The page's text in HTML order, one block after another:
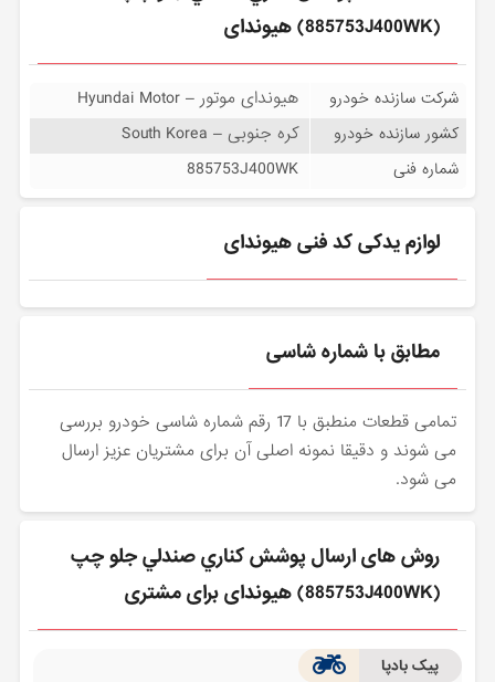
(885753J400WK) هیوندای
شرکت سازنده خودرو هیوندای موتور – Hyundai Motor
کشور سازنده خودرو کره جنوبی – South Korea
شماره فنی 885753J400WK
لوازم یدکی کد فنی هیوندای
مطابق با شماره شاسی
تمامی قطعات منطبق با 17 رقم شماره شاسی خودرو بررسی
می شوند و دقیقا نمونه اصلی آن برای مشتریان عزیز ارسال
می شود.
روش های ارسال پوشش كناري صندلي جلو چپ
(885753J400WK) هیوندای برای مشتری
پیک بادپا